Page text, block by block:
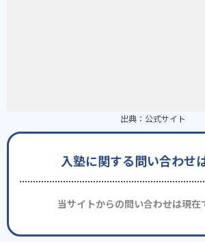
出典： 公式サイト
入塾に関する問い合わせ
当サイトからの問い合わせは現在